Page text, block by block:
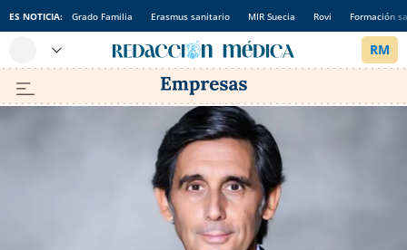
ES NOTICIA: Grado Familia Erasmus sanitario MIR Suecia Rovi Formación